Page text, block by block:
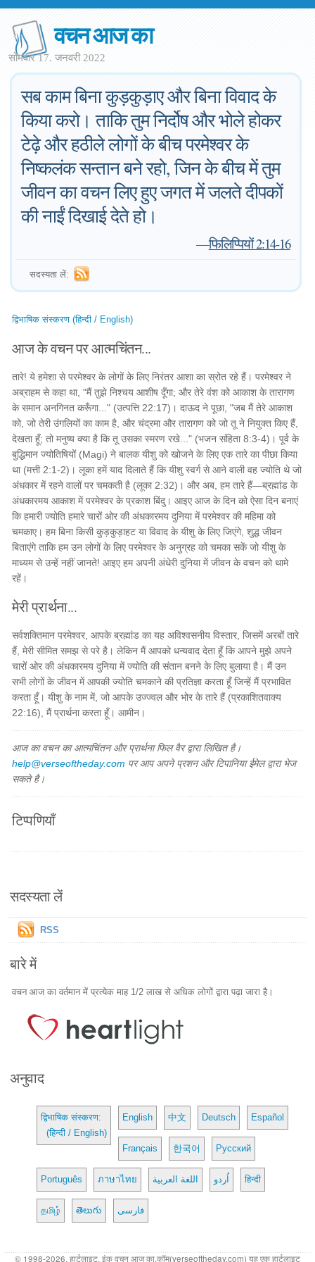
वचन आज का
सोमवार 17. जनवरी 2022
सब काम बिना कुड़कुड़ाए और बिना विवाद के
किया करो। ताकि तुम निर्दोष और भोले होकर
टेढ़े और हठीले लोगों के बीच परमेश्वर के
निष्कलंक सन्तान बने रहो, जिन के बीच में तुम
जीवन का वचन लिए हुए जगत में जलते दीपकों
की नाईं दिखाई देते हो।
—फिलिप्पियों 2:14-16
सदस्यता लें:
द्विभाषिक संस्करण (हिन्दी / English)
आज के वचन पर आत्मचिंतन...
तारे! ये हमेशा से परमेश्वर के लोगों के लिए निरंतर आशा का स्रोत रहे हैं। परमेश्वर ने
अब्राहम से कहा था, "मैं तुझे निश्चय आशीष दूँगा; और तेरे वंश को आकाश के तारागण
के समान अनगिनत करूँगा..." (उत्पत्ति 22:17)। दाऊद ने पूछा, "जब मैं तेरे आकाश
को, जो तेरी उंगलियों का काम है, और चंद्रमा और तारागण को जो तू ने नियुक्त किए हैं,
देखता हूँ; तो मनुष्य क्या है कि तू उसका स्मरण रखे..." (भजन संहिता 8:3-4)। पूर्व के
बुद्धिमान ज्योतिषियों (Magi) ने बालक यीशु को खोजने के लिए एक तारे का पीछा किया
था (मत्ती 2:1-2)। लूका हमें याद दिलाते हैं कि यीशु स्वर्ग से आने वाली वह ज्योति थे जो
अंधकार में रहने वालों पर चमकती है (लूका 2:32)। और अब, हम तारे हैं—ब्रह्मांड के
अंधकारमय आकाश में परमेश्वर के प्रकाश बिंदु। आइए आज के दिन को ऐसा दिन बनाएं
कि हमारी ज्योति हमारे चारों ओर की अंधकारमय दुनिया में परमेश्वर की महिमा को
चमकाए। हम बिना किसी कुड़कुड़ाहट या विवाद के यीशु के लिए जिएंगे, शुद्ध जीवन
बिताएंगे ताकि हम उन लोगों के लिए परमेश्वर के अनुग्रह को चमका सकें जो यीशु के
माध्यम से उन्हें नहीं जानते! आइए हम अपनी अंधेरी दुनिया में जीवन के वचन को थामे
रहें।
मेरी प्रार्थना...
सर्वशक्तिमान परमेश्वर, आपके ब्रह्मांड का यह अविश्वसनीय विस्तार, जिसमें अरबों तारे
हैं, मेरी सीमित समझ से परे है। लेकिन मैं आपको धन्यवाद देता हूँ कि आपने मुझे अपने
चारों ओर की अंधकारमय दुनिया में ज्योति की संतान बनने के लिए बुलाया है। मैं उन
सभी लोगों के जीवन में आपकी ज्योति चमकाने की प्रतिज्ञा करता हूँ जिन्हें मैं प्रभावित
करता हूँ। यीशु के नाम में, जो आपके उज्ज्वल और भोर के तारे हैं (प्रकाशितवाक्य
22:16), मैं प्रार्थना करता हूँ। आमीन।
आज का वचन का आत्मचिंतन और प्रार्थना फिल वैर द्वारा लिखित है।
help@verseoftheday.com पर आप अपने प्रशन और टिपानिया ईमेल द्वारा भेज
सकते है।
टिप्पणियाँ
सदस्यता लें
RSS
बारे में
वचन आज का वर्तमान में प्रत्येक माह 1/2 लाख से अधिक लोगों द्वारा पढ़ा जारा है।
अनुवाद
द्विभाषिक संस्करण:
(हिन्दी / English)
English 中文 Deutsch Español
Français 한국어 Русский
Português ภาษาไทย اللغة العربية اُردو हिन्दी
தமிழ் తెలుగు فارسی
© 1998-2026, हार्टलाइट, इंक वचन आज का.कॉम(verseoftheday.com) यह एक हार्टलाइट